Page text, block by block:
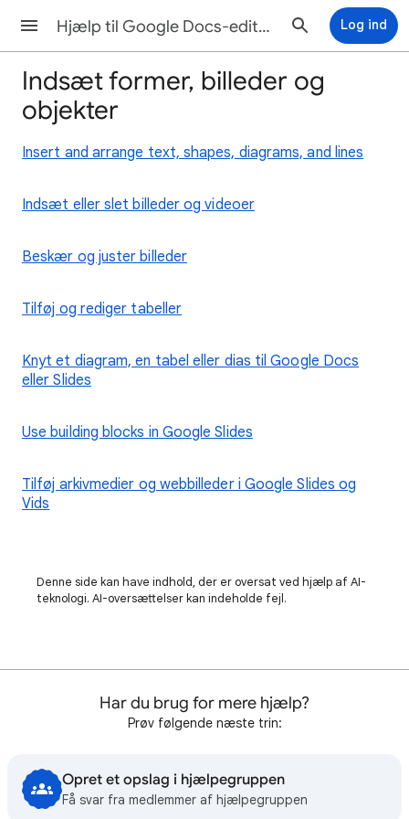
Hjælp til Google Docs-editorer Log ind
Indsæt former, billeder og
objekter
Insert and arrange text, shapes, diagrams, and lines
Indsæt eller slet billeder og videoer
Beskær og juster billeder
Tilføj og rediger tabeller
Knyt et diagram, en tabel eller dias til Google Docs
eller Slides
Use building blocks in Google Slides
Tilføj arkivmedier og webbilleder i Google Slides og
Vids
Denne side kan have indhold, der er oversat ved hjælp af AI-
teknologi. AI-oversættelser kan indeholde fejl.
Har du brug for mere hjælp?
Prøv følgende næste trin:
Opret et opslag i hjælpegruppen
Få svar fra medlemmer af hjælpegruppen